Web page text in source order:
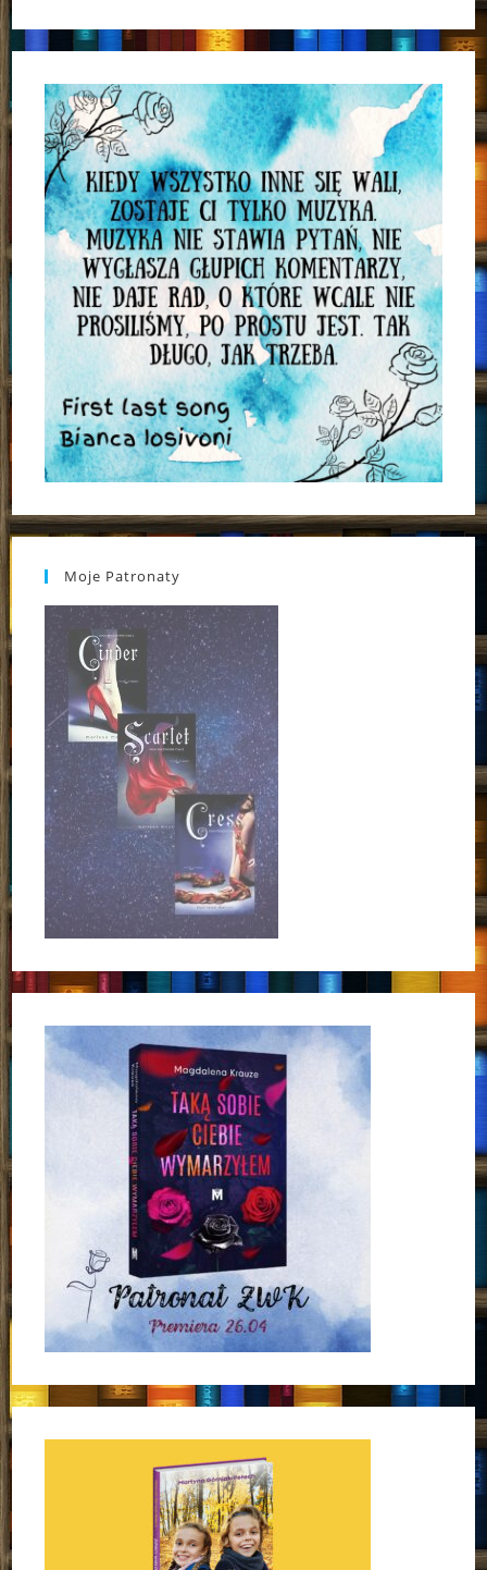
Moje Patronaty